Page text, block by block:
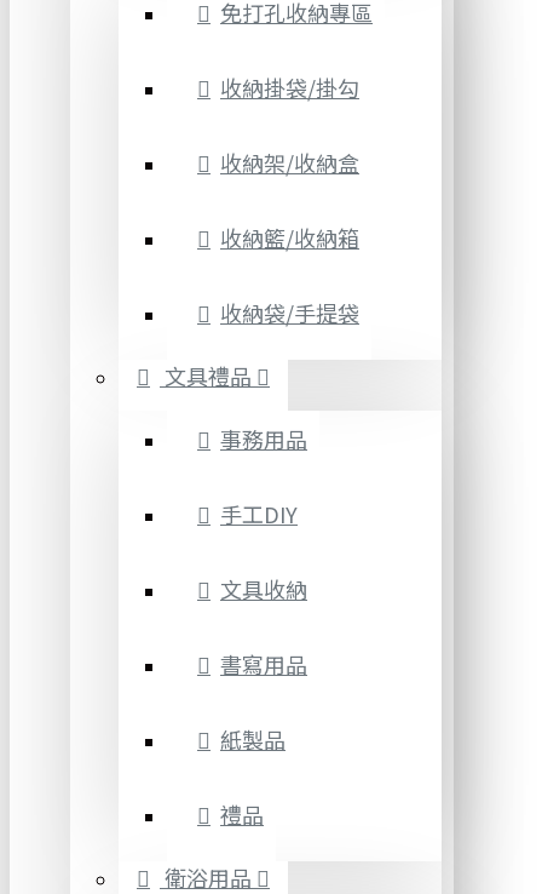
免打孔收納專區
收納掛袋/掛勾
收納架/收納盒
收納籃/收納箱
收納袋/手提袋
文具禮品
事務用品
手工DIY
文具收納
書寫用品
紙製品
禮品
衛浴用品